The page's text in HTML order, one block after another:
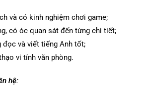
và có kinh nghiệm chơi game;
có óc quan sát đến từng chi tiết;
đọc và viết tiếng Anh tốt;
vi tính văn phòng.
hệ: